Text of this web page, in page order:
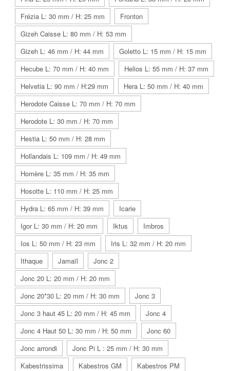
Frézia L: 30 mm / H: 25 mm
Fronton
Gizeh Caisse L: 80 mm / H: 53 mm
Gizeh L: 46 mm / H: 44 mm
Goletto L: 15 mm / H: 15 mm
Hecube L: 70 mm / H: 40 mm
Helios L: 55 mm / H: 37 mm
Helvetia L: 90 mm / H:29 mm
Hera L: 50 mm / H: 40 mm
Herodote Caisse L: 70 mm / H: 70 mm
Herodote L: 30 mm / H: 70 mm
Hestia L: 50 mm / H: 28 mm
Hollandais L: 109 mm / H: 49 mm
Homère L: 35 mm / H: 35 mm
Hosotte L: 110 mm / H: 25 mm
Hydra L: 65 mm / H: 39 mm
Icarie
Igor L: 30 mm / H: 20 mm
Iktus
Imbros
Ios L: 50 mm / H: 23 mm
Iris L: 32 mm / H: 20 mm
Ithaque
Jamaïl
Jonc 2
Jonc 20 L: 20 mm / H: 20 mm
Jonc 20*30 L: 20 mm / H: 30 mm
Jonc 3
Jonc 3 haut 45 L: 20 mm / H: 45 mm
Jonc 4
Jonc 4 Haut 50 L: 30 mm / H: 50 mm
Jonc 60
Jonc arrondi
Jonc Pi L : 25 mm / H: 30 mm
Kabestrissima
Kabestros GM
Kabestros PM